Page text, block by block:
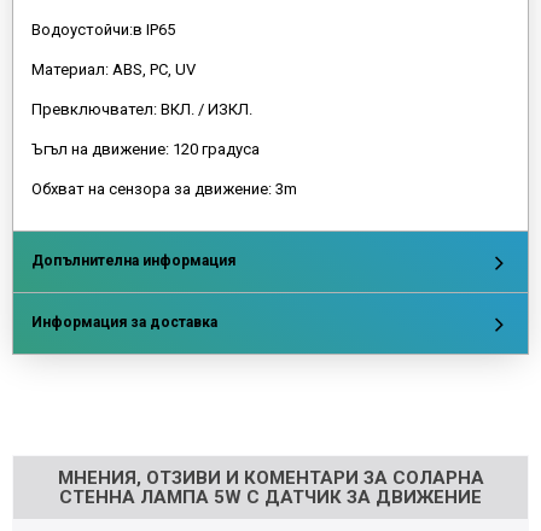
Водоустойчи:в IP65
Материал: ABS, PC, UV
Превключвател: ВКЛ. / ИЗКЛ.
Ъгъл на движение: 120 градуса
Обхват на сензора за движение: 3m
Допълнителна информация
Информация за доставка
МНЕНИЯ, ОТЗИВИ И КОМЕНТАРИ ЗА СОЛАРНА
СТЕННА ЛАМПА 5W С ДАТЧИК ЗА ДВИЖЕНИЕ